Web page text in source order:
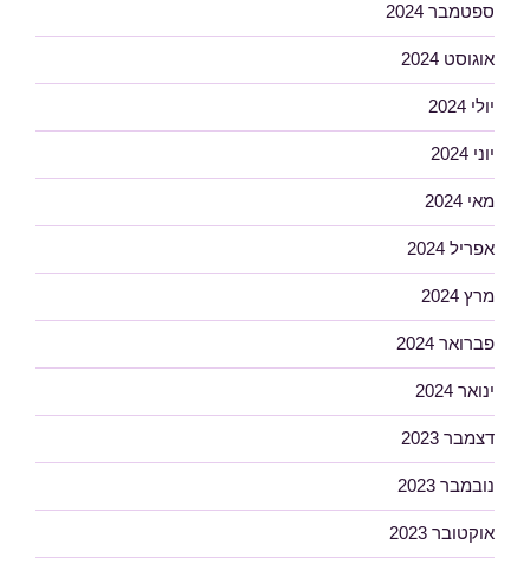
ספטמבר 2024
אוגוסט 2024
יולי 2024
יוני 2024
מאי 2024
אפריל 2024
מרץ 2024
פברואר 2024
ינואר 2024
דצמבר 2023
נובמבר 2023
אוקטובר 2023